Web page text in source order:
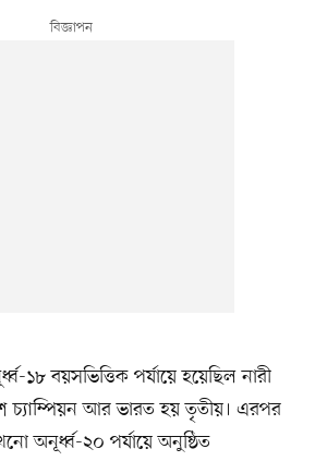
১৮ বয়সভিত্তিক পর্যায়ে হয়েছিল নারী
চ্যাম্পিয়ন আর ভারত হয় তৃতীয়। এরপর
অনূর্ধ্ব-২০ পর্যায়ে অনুষ্ঠিত